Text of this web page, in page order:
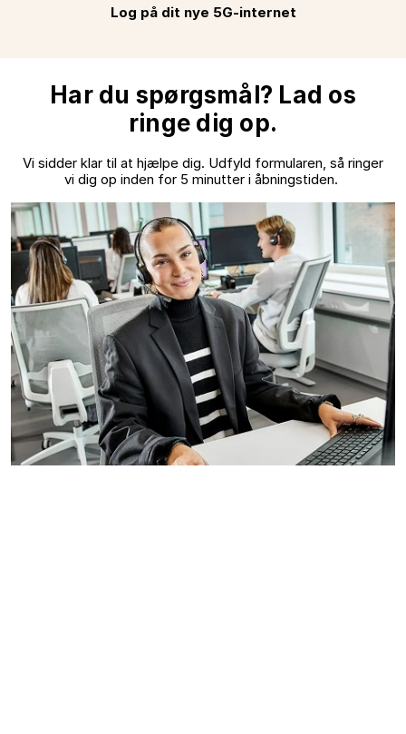
Log på dit nye 5G-internet
Har du spørgsmål? Lad os
ringe dig op.
Vi sidder klar til at hjælpe dig. Udfyld formularen, så ringer
vi dig op inden for 5 minutter i åbningstiden.